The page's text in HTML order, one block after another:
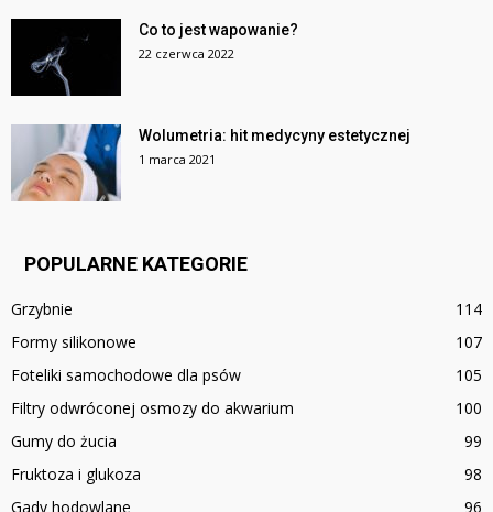
Co to jest wapowanie?
22 czerwca 2022
Wolumetria: hit medycyny estetycznej
1 marca 2021
POPULARNE KATEGORIE
Grzybnie
114
Formy silikonowe
107
Foteliki samochodowe dla psów
105
Filtry odwróconej osmozy do akwarium
100
Gumy do żucia
99
Fruktoza i glukoza
98
Gady hodowlane
96